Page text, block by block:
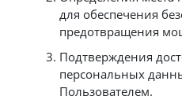
для обеспечения
предотвращения
Подтверждения
персональных
Пользователем.